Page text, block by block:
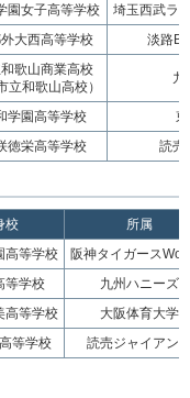
園女子高等学校
埼玉西武ラ
大西高等学校 淡路
歌山商業高校
立和歌山高校）
九
学園高等学校
徳栄高等学校 読売
校
所属
高等学校
阪神タイガース
等学校
九州ハニーズ
高等学校
大阪体育大学
等学校 読売ジャイアン